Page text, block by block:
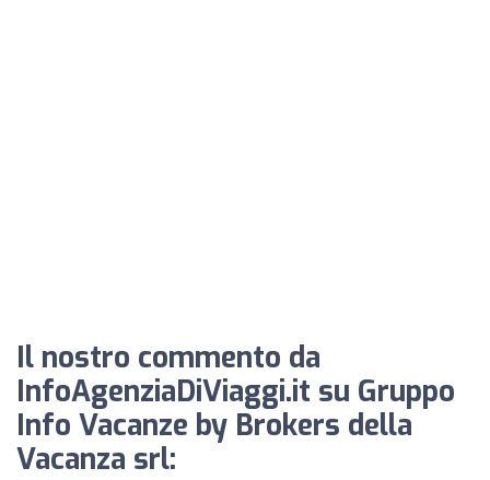
Il nostro commento da
InfoAgenziaDiViaggi.it su Gruppo
Info Vacanze by Brokers della
Vacanza srl: